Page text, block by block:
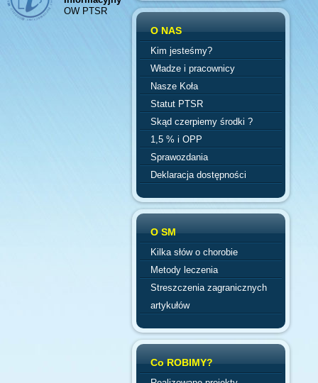
OW PTSR
O NAS
Kim jesteśmy?
Władze i pracownicy
Nasze Koła
Statut PTSR
Skąd czerpiemy środki ?
1,5 % i OPP
Sprawozdania
Deklaracja dostępności
O SM
Kilka słów o chorobie
Metody leczenia
Streszczenia zagranicznych
artykułów
Co ROBIMY?